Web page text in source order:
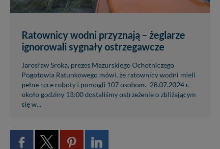
Ratownicy wodni przyznają – żeglarze
ignorowali sygnały ostrzegawcze
Jarosław Sroka, prezes Mazurskiego Ochotniczego
Pogotowia Ratunkowego mówi, że ratownicy wodni mieli
pełne ręce roboty i pomogli 107 osobom.- 28.07.2024 r.
około godziny 13:00 dostaliśmy ostrzeżenie o zbliżającym
się w...